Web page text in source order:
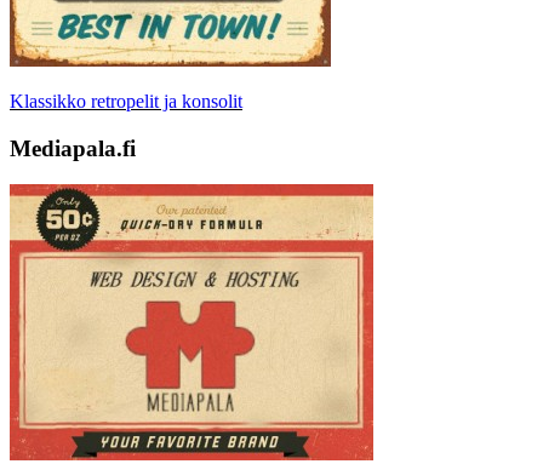
Klassikko retropelit ja konsolit
Mediapala.fi